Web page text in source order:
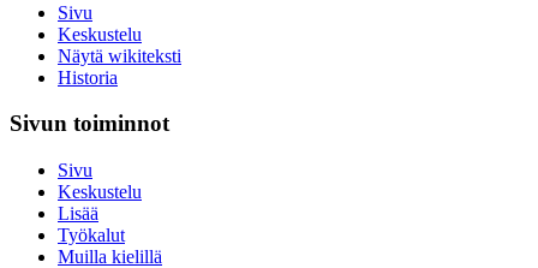
Sivu
Keskustelu
Näytä wikiteksti
Historia
Sivun toiminnot
Sivu
Keskustelu
Lisää
Työkalut
Muilla kielillä